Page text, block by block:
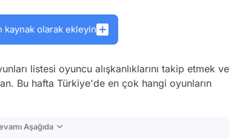
kaynak olarak ekleyin
listesi oyuncu alışkanlıklarını takip etmek ve
Bu hafta Türkiye'de en çok hangi oyunların
Aşağıda